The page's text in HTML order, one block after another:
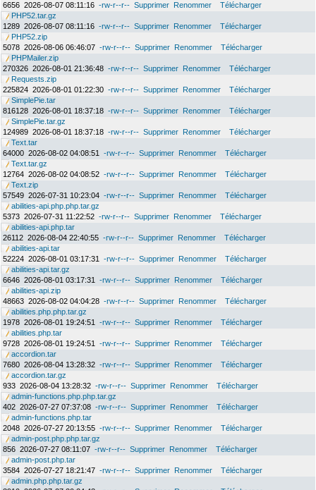
6656 2026-08-07 08:11:16 -rw-r--r-- Supprimer Renommer
Télécharger
PHP52.tar.gz
1289 2026-08-07 08:11:16 -rw-r--r-- Supprimer Renommer
Télécharger
PHP52.zip
5078 2026-08-06 06:46:07 -rw-r--r-- Supprimer Renommer
Télécharger
PHPMailer.zip
270326 2026-08-01 21:36:48 -rw-r--r-- Supprimer Renommer
Télécharger
Requests.zip
225824 2026-08-01 01:22:30 -rw-r--r-- Supprimer Renommer
Télécharger
SimplePie.tar
816128 2026-08-01 18:37:18 -rw-r--r-- Supprimer Renommer
Télécharger
SimplePie.tar.gz
124989 2026-08-01 18:37:18 -rw-r--r-- Supprimer Renommer
Télécharger
Text.tar
64000 2026-08-02 04:08:51 -rw-r--r-- Supprimer Renommer
Télécharger
Text.tar.gz
12764 2026-08-02 04:08:52 -rw-r--r-- Supprimer Renommer
Télécharger
Text.zip
57549 2026-07-31 10:23:04 -rw-r--r-- Supprimer Renommer
Télécharger
abilities-api.php.php.tar.gz
5373 2026-07-31 11:22:52 -rw-r--r-- Supprimer Renommer
Télécharger
abilities-api.php.tar
26112 2026-08-04 22:40:55 -rw-r--r-- Supprimer Renommer
Télécharger
abilities-api.tar
52224 2026-08-01 03:17:31 -rw-r--r-- Supprimer Renommer
Télécharger
abilities-api.tar.gz
6646 2026-08-01 03:17:31 -rw-r--r-- Supprimer Renommer
Télécharger
abilities-api.zip
48663 2026-08-02 04:04:28 -rw-r--r-- Supprimer Renommer
Télécharger
abilities.php.php.tar.gz
1978 2026-08-01 19:24:51 -rw-r--r-- Supprimer Renommer
Télécharger
abilities.php.tar
9728 2026-08-01 19:24:51 -rw-r--r-- Supprimer Renommer
Télécharger
accordion.tar
7680 2026-08-04 13:28:32 -rw-r--r-- Supprimer Renommer
Télécharger
accordion.tar.gz
933 2026-08-04 13:28:32 -rw-r--r-- Supprimer Renommer
Télécharger
admin-functions.php.php.tar.gz
402 2026-07-27 07:37:08 -rw-r--r-- Supprimer Renommer
Télécharger
admin-functions.php.tar
2048 2026-07-27 20:13:55 -rw-r--r-- Supprimer Renommer
Télécharger
admin-post.php.php.tar.gz
856 2026-07-27 08:11:07 -rw-r--r-- Supprimer Renommer
Télécharger
admin-post.php.tar
3584 2026-07-27 18:21:47 -rw-r--r-- Supprimer Renommer
Télécharger
admin.php.php.tar.gz